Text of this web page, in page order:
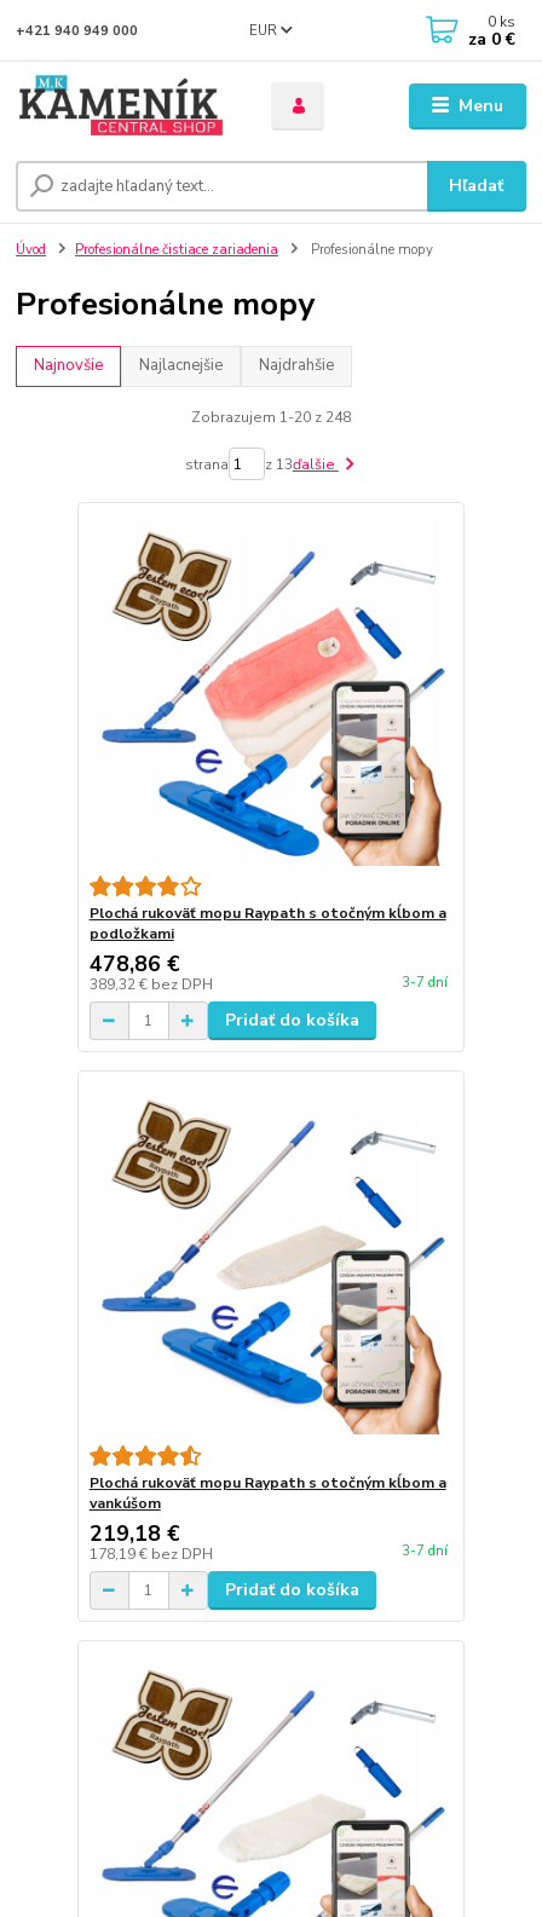
Menu
EUR
Hľadať
+421 940 949 000 0 ks
za 0 €
Úvod Profesionálne čistiace zariadenia Profesionálne mopy
Profesionálne mopy
Najnovšie Najlacnejšie Najdrahšie
Zobrazujem 1-20 z 248
strana z 13ďalšie
Plochá rukoväť mopu Raypath s otočným kĺbom a
podložkami
478,86 €
389,32 € bez DPH 3-7 dní
Pridať do košíka
Plochá rukoväť mopu Raypath s otočným kĺbom a
vankúšom
219,18 €
178,19 € bez DPH 3-7 dní
Pridať do košíka